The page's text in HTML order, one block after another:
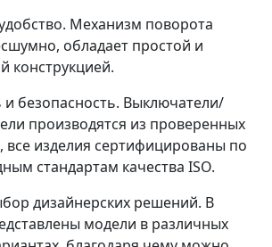
Механизм поворота
обладает простой и
конструкцией.
безопасность. Выключатели/
производятся из проверенных
все изделия сертифицированы по
стандартам качества ISO.
дизайнерских решений. В
модели в различных